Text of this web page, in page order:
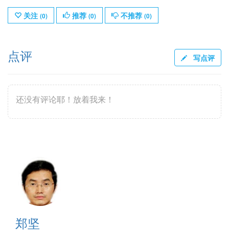
关注 (0) 推荐 (0) 不推荐 (0)
点评 写点评
还没有评论耶！放着我来！
郑坚